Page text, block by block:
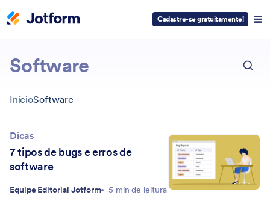
Cadastre-se gratuitamente!
Software
InícioSoftware
Dicas
7 tipos de bugs e erros de
software
Equipe Editorial Jotform 5 min de leitura
ESC